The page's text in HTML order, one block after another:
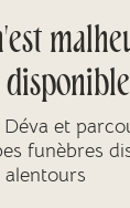
disponible
et
funèbres
alentours